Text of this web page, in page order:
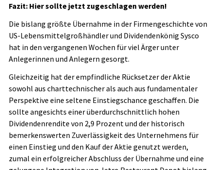
Fazit: Hier sollte jetzt zugeschlagen werden!
Die bislang größte Übernahme in der Firmengeschichte von
US-Lebensmittelgroßhändler und Dividendenkönig Sysco
hat in den vergangenen Wochen für viel Ärger unter
Anlegerinnen und Anlegern gesorgt.
Gleichzeitig hat der empfindliche Rücksetzer der Aktie
sowohl aus charttechnischer als auch aus fundamentaler
Perspektive eine seltene Einstiegschance geschaffen. Die
sollte angesichts einer überdurchschnittlich hohen
Dividendenrendite von 2,9 Prozent und der historisch
bemerkenswerten Zuverlässigkeit des Unternehmens für
einen Einstieg und den Kauf der Aktie genutzt werden,
zumal ein erfolgreicher Abschluss der Übernahme und eine